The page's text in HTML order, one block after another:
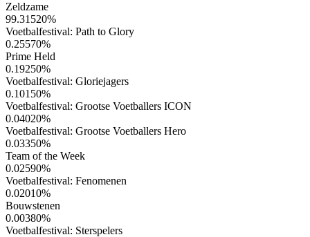
Zeldzame
99.31520%
Voetbalfestival: Path to Glory
0.25570%
Prime Held
0.19250%
Voetbalfestival: Gloriejagers
0.10150%
Voetbalfestival: Grootse Voetballers ICON
0.04020%
Voetbalfestival: Grootse Voetballers Hero
0.03350%
Team of the Week
0.02590%
Voetbalfestival: Fenomenen
0.02010%
Bouwstenen
0.00380%
Voetbalfestival: Sterspelers